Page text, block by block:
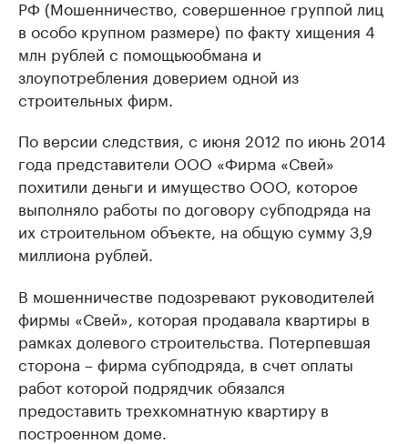
РФ (Мошенничество, совершенное группой лиц
в особо крупном размере) по факту хищения 4
млн рублей с помощьюобмана и
злоупотребления доверием одной из
строительных фирм.
По версии следствия, с июня 2012 по июнь 2014
года представители ООО «Фирма «Свей»
похитили деньги и имущество ООО, которое
выполняло работы по договору субподряда на
их строительном объекте, на общую сумму 3,9
миллиона рублей.
В мошенничестве подозревают руководителей
фирмы «Свей», которая продавала квартиры в
рамках долевого строительства. Потерпевшая
сторона – фирма субподряда, в счет оплаты
работ которой подрядчик обязался
предоставить трехкомнатную квартиру в
построенном доме.